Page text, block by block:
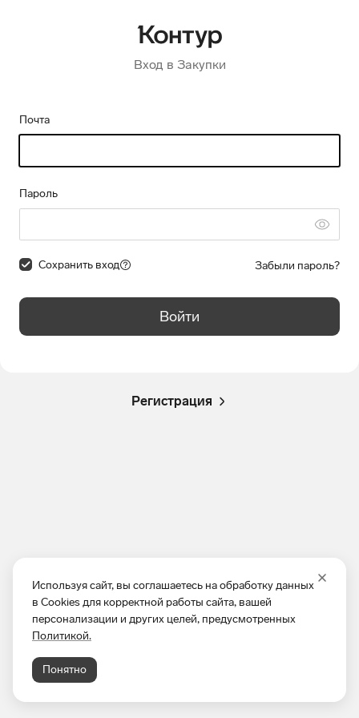
Используя сайт, вы соглашаетесь на обработку данных
в Cookies для корректной работы сайта, вашей
персонализации и других целей, предусмотренных
Политикой.
Понятно
Вход в Закупки
Почта
Пароль
Сохранить вход Забыли пароль?
Войти
Регистрация